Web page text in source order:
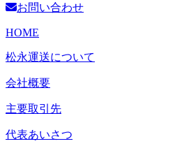
お問い合わせ
HOME
松永運送について
会社概要
主要取引先
代表あいさつ